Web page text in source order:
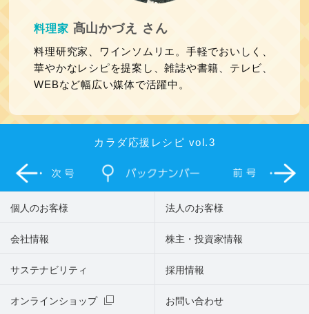
料理家 髙山かづえ さん
料理研究家、ワインソムリエ。手軽でおいしく、
華やかなレシピを提案し、雑誌や書籍、テレビ、
WEBなど幅広い媒体で活躍中。
カラダ応援レシピ vol.3
個人のお客様 法人のお客様
会社情報 株主・投資家情報
サステナビリティ
オンラインショップ お問い合わせ
採用情報